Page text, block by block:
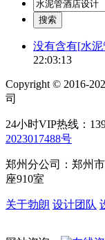
没有含有[水
22:03:13
Copyright © 2016-
司
24小时VIP热线：
2023017488号
郑州分公司：郑州
座910室
关于勃朗 设计团队